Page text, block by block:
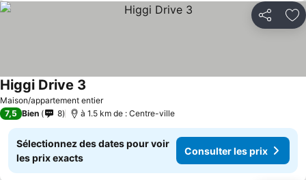
Partager
Maison/appartement entier
Higgi Drive 3
7,5 Bien 8 à 1.5 km de : Centre-ville
Sélectionnez des dates pour voir
les prix exacts
Consulter les prix